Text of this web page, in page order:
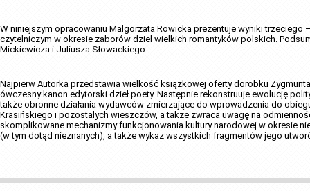
W niniejszym opracowaniu Małgorzata Rowicka prezentuje wyniki
czytelniczym w okresie zaborów dzieł wielkich romantyków polskich.
Mickiewicza i Juliusza Słowackiego.
Najpierw Autorka przedstawia wielkość książkowej oferty dorobku
ówczesny kanon edytorski dzieł poety. Następnie rekonstruuje ewolucję
także obronne działania wydawców zmierzające do wprowadzenia do
Krasińskiego i pozostałych wieszczów, a także zwraca uwagę na
skomplikowane mechanizmy funkcjonowania kultury narodowej w okresie
(w tym dotąd nieznanych), a także wykaz wszystkich fragmentów jego